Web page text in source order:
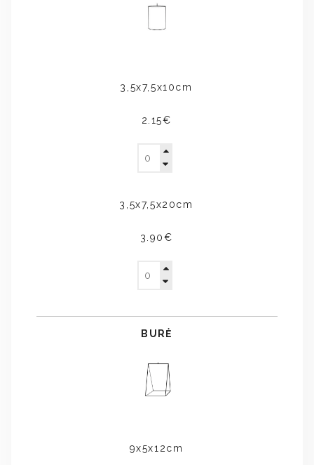
3,5x7,5x10cm
2.15€
3,5x7,5x20cm
3.90€
BURĖ
9x5x12cm